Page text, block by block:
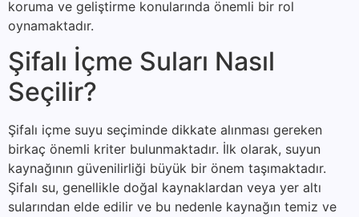
koruma ve geliştirme konularında önemli bir rol
oynamaktadır.
Şifalı İçme Suları Nasıl
Seçilir?
Şifalı içme suyu seçiminde dikkate alınması gereken
birkaç önemli kriter bulunmaktadır. İlk olarak, suyun
kaynağının güvenilirliği büyük bir önem taşımaktadır.
Şifalı su, genellikle doğal kaynaklardan veya yer altı
sularından elde edilir ve bu nedenle kaynağın temiz ve